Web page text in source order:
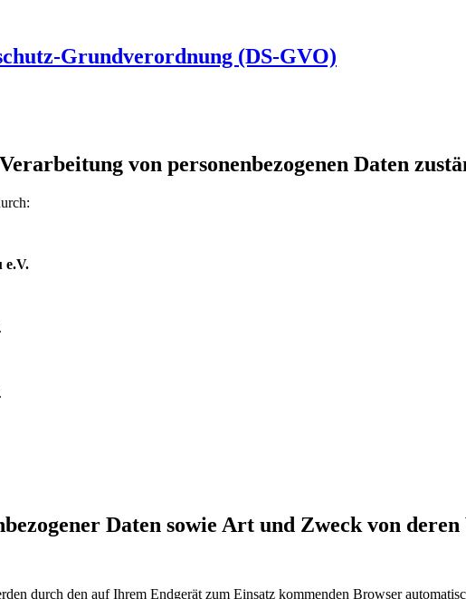
Grundverordnung (DS-GVO)
von personenbezogenen Daten
e.V.
Daten sowie Art und Zweck von
durch den auf Ihrem Endgerät zum Einsatz kommenden Browser